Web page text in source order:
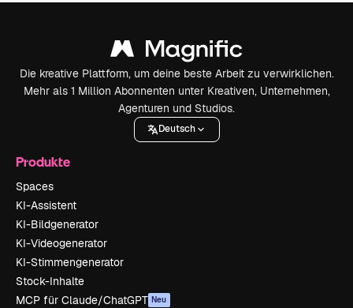
Die kreative Plattform, um deine beste Arbeit zu verwirklichen.
Mehr als 1 Million Abonnenten unter Kreativen, Unternehmen,
Agenturen und Studios.
Deutsch
Produkte
Spaces
KI-Assistent
KI-Bildgenerator
KI-Videogenerator
KI-Stimmengenerator
Stock-Inhalte
MCP für Claude/ChatGPT Neu